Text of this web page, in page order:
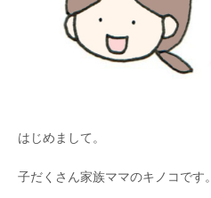
はじめまして。
子だくさん家族ママのキノコです。